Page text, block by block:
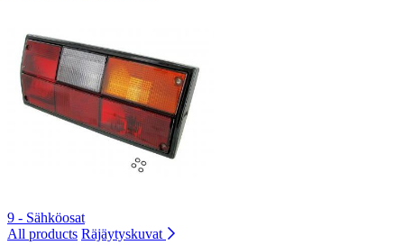
9 - Sähköosat
All products Räjäytyskuvat